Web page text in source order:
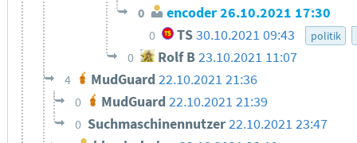
0 encoder26.10.2021 17:30
0 TS30.10.2021 09:43 politik
0 Rolf B23.10.2021 11:07
4 MudGuard 22.10.2021 21:36
0 MudGuard 22.10.2021 21:39
0 Suchmaschinennutzer22.10.2021 23:47